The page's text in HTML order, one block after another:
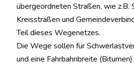
übergeordneten Straßen, wie z.B.
Kreisstraßen und
Teil dieses Wegenetzes.
Die Wege sollen für
und eine Fahrbahnbreite